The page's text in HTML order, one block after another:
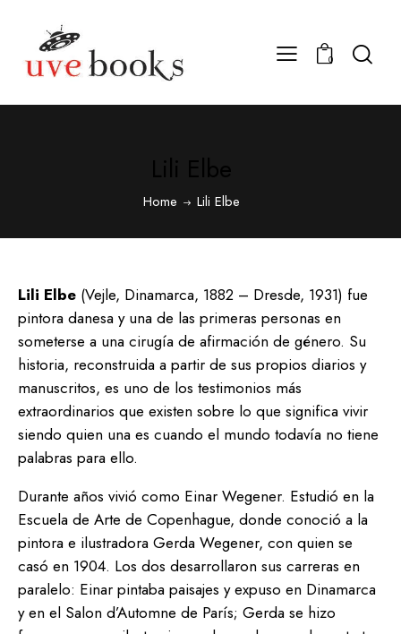
0
Home Lili Elbe
Lili Elbe (Vejle, Dinamarca, 1882 – Dresde, 1931) fue
pintora danesa y una de las primeras personas en
someterse a una cirugía de afirmación de género. Su
historia, reconstruida a partir de sus propios diarios y
manuscritos, es uno de los testimonios más
extraordinarios que existen sobre lo que significa vivir
siendo quien una es cuando el mundo todavía no tiene
palabras para ello.
Durante años vivió como Einar Wegener. Estudió en la
Escuela de Arte de Copenhague, donde conoció a la
pintora e ilustradora Gerda Wegener, con quien se
casó en 1904. Los dos desarrollaron sus carreras en
paralelo: Einar pintaba paisajes y expuso en Dinamarca
y en el Salon d’Automne de París; Gerda se hizo